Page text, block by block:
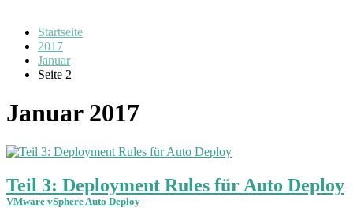
Startseite
2017
Januar
Seite 2
Januar 2017
Teil 3: Deployment Rules für Auto Deploy
VMware vSphere Auto Deploy